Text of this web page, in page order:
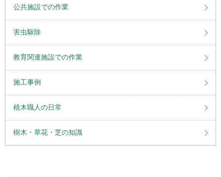
公共施設での作業
害虫駆除
教育関連施設での作業
施工事例
植木職人の日常
樹木・草花・芝の知識